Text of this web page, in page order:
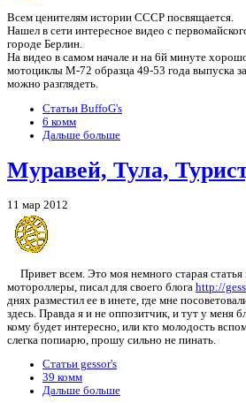
Всем ценителям истории СССР посвящается.
Нашел в сети интересное видео с
городе Берлин.
На видео в самом начале и на 6й минуте
мотоциклы М-72 образца 49-53 года выпуска
можно разглядеть.
Статьи BuffoG's
6 комм
Дальше больше
Муравей, Тула,
11 мар 2012
Привет всем. Это моя немного старая статья
мотороллеры, писал для своего блога http://
днях разместил ее в инете, где мне
здесь. Правда я и не оппозитчик, и тут у меня
кому будет интересно, или кто молодость
слегка попиарю, прошу сильно не пинать.
Статьи gessor's
39 комм
Дальше больше